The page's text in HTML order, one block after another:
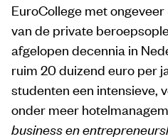
EuroCollege met
van de private
afgelopen decennia in
ruim 20 duizend euro per
studenten een intensieve,
onder meer
business en